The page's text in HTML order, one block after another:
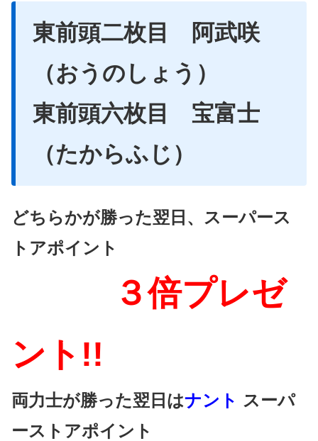
東前頭二枚目 阿武咲
（おうのしょう）
東前頭六枚目 宝富士
（たからふじ）
どちらかが勝った翌日、スーパース
トアポイント
３倍プレゼ
ント!!
両力士が勝った翌日はナント スーパ
ーストアポイント